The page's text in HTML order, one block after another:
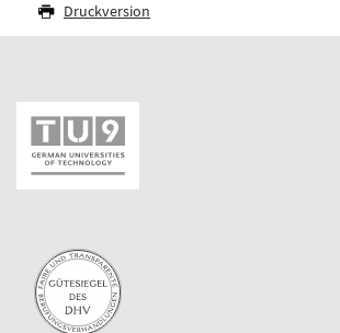
Druckversion